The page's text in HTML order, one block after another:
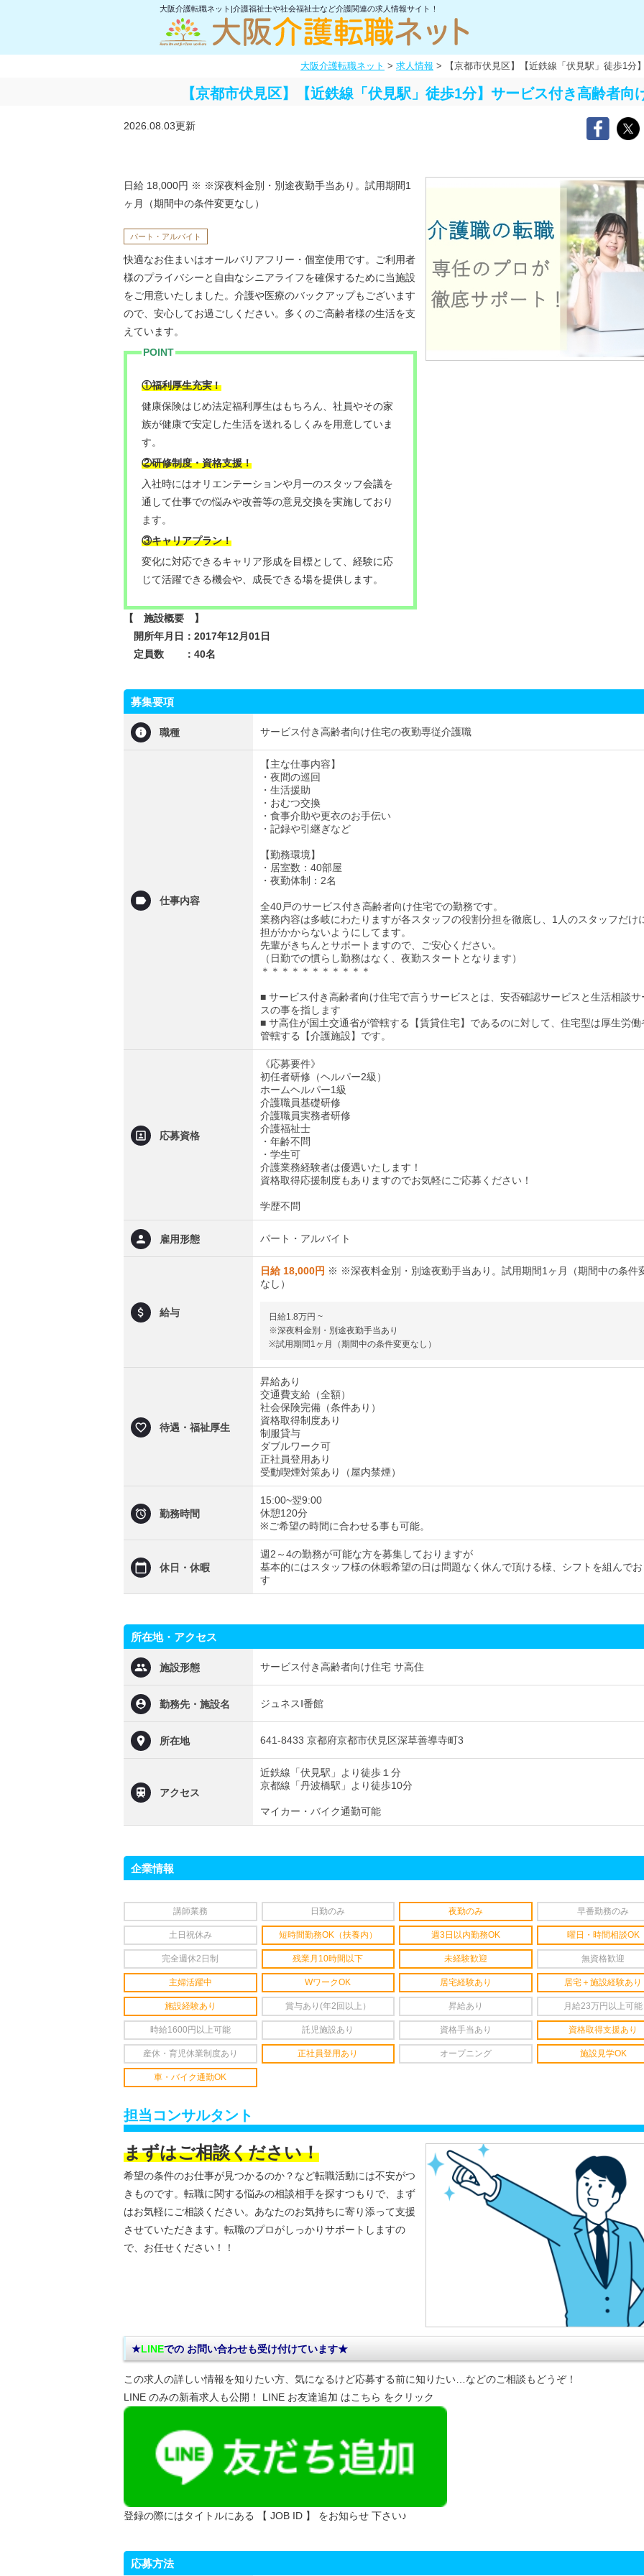
大阪介護転職ネット|介護福祉士や社会福祉士など介護関連の求人情報サイト！
大阪介護転職ネット > 求人情報 > 【京都市伏見区】【近鉄線「伏見駅」徒歩1
【京都市伏見区】【近鉄線「伏見駅」徒歩1分】サービス付き高齢者
2026.08.03更新
日給 18,000円 ※ ※深夜料金別・別途夜勤手当あり。試用期間1
ヶ月（期間中の条件変更なし）
パート・アルバイト
快適なお住まいはオールバリアフリー・個室使用です。ご利用者
様のプライバシーと自由なシニアライフを確保するために当施設
をご用意いたしました。介護や医療のバックアップもございます
ので、安心してお過ごしください。多くのご高齢者様の生活を支
えています。
POINT
①福利厚生充実！
健康保険はじめ法定福利厚生はもちろん、社員やその家
族が健康で安定した生活を送れるしくみを用意していま
す。
②研修制度・資格支援！
入社時にはオリエンテーションや月一のスタッフ会議を
通して仕事での悩みや改善等の意見交換を実施しており
ます。
③キャリアプラン！
変化に対応できるキャリア形成を目標として、経験に応
じて活躍できる機会や、成長できる場を提供します。
【 施設概要 】
開所年月日：2017年12月01日
定員数 ：40名
募集要項
職種 サービス付き高齢者向け住宅の夜勤専従介護職
仕事内容
【主な仕事内容】
・夜間の巡回
・生活援助
・おむつ交換
・食事介助や更衣のお手伝い
・記録や引継ぎなど
【勤務環境】
・居室数：40部屋
・夜勤体制：2名
全40戸のサービス付き高齢者向け住宅での勤務です。
業務内容は多岐にわたりますが各スタッフの役割分担を徹底し、1人のスタッフだけ
担がかからないようにしてます。
先輩がきちんとサポートますので、ご安心ください。
（日勤での慣らし勤務はなく、夜勤スタートとなります）
＊＊＊＊＊＊＊＊＊＊＊
■ サービス付き高齢者向け住宅で言うサービスとは、安否確認サービスと生活相談サ
スの事を指します
■ サ高住が国土交通省が管轄する【賃貸住宅】であるのに対して、住宅型は厚生労働
管轄する【介護施設】です。
応募資格
《応募要件》
初任者研修（ヘルパー2級）
ホームヘルパー1級
介護職員基礎研修
介護職員実務者研修
介護福祉士
・年齢不問
・学生可
介護業務経験者は優遇いたします！
資格取得応援制度もありますのでお気軽にご応募ください！
学歴不問
雇用形態 パート・アルバイト
給与
日給 18,000円 ※ ※深夜料金別・別途夜勤手当あり。試用期間1ヶ月（期間中の条件
なし）
日給1.8万円 ~
※深夜料金別・別途夜勤手当あり
※試用期間1ヶ月（期間中の条件変更なし）
待遇・福祉厚生
昇給あり
交通費支給（全額）
社会保険完備（条件あり）
資格取得制度あり
制服貸与
ダブルワーク可
正社員登用あり
受動喫煙対策あり（屋内禁煙）
勤務時間
15:00~翌9:00
休憩120分
※ご希望の時間に合わせる事も可能。
休日・休暇
週2～4の勤務が可能な方を募集しておりますが
基本的にはスタッフ様の休暇希望の日は問題なく休んで頂ける様、シフトを組んで
す
所在地・アクセス
施設形態 サービス付き高齢者向け住宅 サ高住
勤務先・施設名 ジュネスⅠ番館
所在地 641-8433 京都府京都市伏見区深草善導寺町3
アクセス
近鉄線「伏見駅」より徒歩１分
京都線「丹波橋駅」より徒歩10分
マイカー・バイク通勤可能
企業情報
講師業務 日勤のみ 夜勤のみ 早番勤務のみ
土日祝休み 短時間勤務OK（扶養内） 週3日以内勤務OK 曜日・時間相談OK
完全週休2日制 残業月10時間以下 未経験歓迎 無資格歓迎
主婦活躍中 WワークOK 居宅経験あり 居宅＋施設経験あり
施設経験あり 賞与あり(年2回以上） 昇給あり 月給23万円以上可能
時給1600円以上可能 託児施設あり 資格手当あり 資格取得支援あり
産休・育児休業制度あり 正社員登用あり オープニング 施設見学OK
車・バイク通勤OK
担当コンサルタント
まずはご相談ください！
希望の条件のお仕事が見つかるのか？など転職活動には不安がつ
きものです。転職に関する悩みの相談相手を探すつもりで、まず
はお気軽にご相談ください。あなたのお気持ちに寄り添って支援
させていただきます。転職のプロがしっかりサポートしますの
で、お任せください！！
★LINEでの お問い合わせも受け付けています★
この求人の詳しい情報を知りたい方、気になるけど応募する前に知りたい…などのご相談もどうぞ！
LINE のみの新着求人も公開！ LINE お友達追加 はこちら をクリック
登録の際にはタイトルにある 【 JOB ID 】 をお知らせ 下さい♪
応募方法